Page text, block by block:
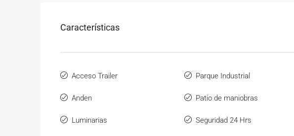
Características
Acceso Trailer
Anden
Luminarias
Parque Industrial
Patio de maniobras
Seguridad 24 Hrs